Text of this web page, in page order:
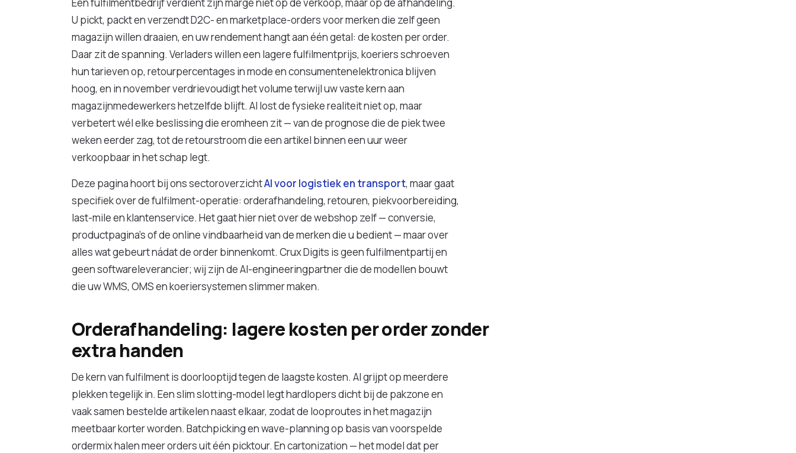
U pickt, packt en verzendt D2C- en marketplace-orders voor merken die zelf geen
magazijn willen draaien, en uw rendement hangt aan één getal: de kosten per order.
Daar zit de spanning. Verladers willen een lagere fulfilmentprijs, koeriers schroeven
hun tarieven op, retourpercentages in mode en consumentenelektronica blijven
hoog, en in november verdrievoudigt het volume terwijl uw vaste kern aan
magazijnmedewerkers hetzelfde blijft. AI lost de fysieke realiteit niet op, maar
verbetert wél elke beslissing die eromheen zit — van de prognose die de piek twee
weken eerder zag, tot de retourstroom die een artikel binnen een uur weer
verkoopbaar in het schap legt.
Deze pagina hoort bij ons sectoroverzichtAI voor logistiek en transport, maar gaat
specifiek over de fulfilment-operatie: orderafhandeling, retouren, piekvoorbereiding,
last-mile en klantenservice. Het gaat hier niet over de webshop zelf — conversie,
productpagina's of de online vindbaarheid van de merken die u bedient — maar over
alles wat gebeurt nádat de order binnenkomt. Crux Digits is geen fulfilmentpartij en
geen softwareleverancier; wij zijn de AI-engineeringpartner die de modellen bouwt
die uw WMS, OMS en koeriersystemen slimmer maken.
Orderafhandeling: lagere kosten per order zonder
extra handen
De kern van fulfilment is doorlooptijd tegen de laagste kosten. AI grijpt op meerdere
plekken tegelijk in. Een slim slotting-model legt hardlopers dicht bij de pakzone en
vaak samen bestelde artikelen naast elkaar, zodat de looproutes in het magazijn
meetbaar korter worden. Batchpicking en wave-planning op basis van voorspelde
ordermix halen meer orders uit één picktour. En cartonization — het model dat per